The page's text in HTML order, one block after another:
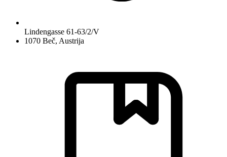
Lindengasse 61-63/2/V
1070 Beč, Austrija